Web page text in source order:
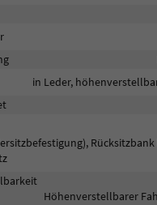
in Leder,
Höhenverstellbarer